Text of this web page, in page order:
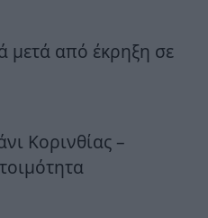
από έκρηξη σε
Κορινθίας –